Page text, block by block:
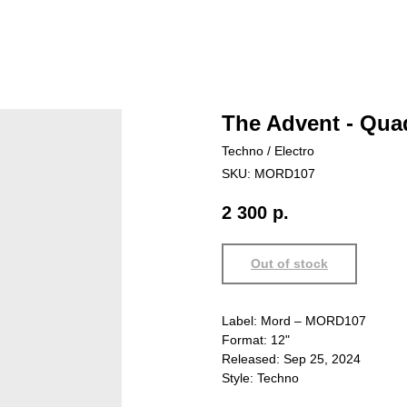
The Advent -
Techno / Electro
SKU: MORD107
2 300 р.
Out of stock
Label: Mord – MORD107
Format: 12"
Released: Sep 25, 2024
Style: Techno